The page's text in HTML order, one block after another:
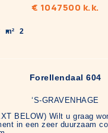
€ 1047500 k.k.
m² 2
Forellendaal 604
‘S-GRAVENHAGE
BELOW) Wilt u graag
in een zeer duurzaam